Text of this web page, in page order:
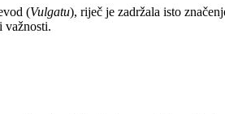
(Vulgatu), riječ je zadržala isto
važnosti.